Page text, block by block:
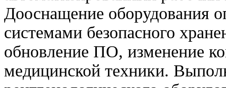
Дооснащение оборудования
системами безопасного
обновление ПО, изменение
медицинской техники.